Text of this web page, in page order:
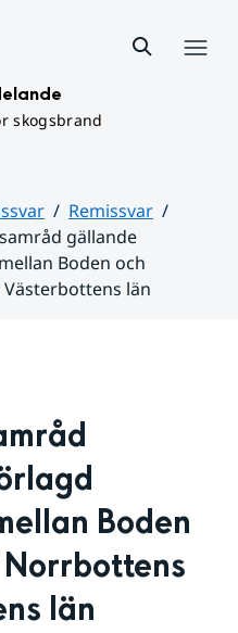
skogsbrand
Remissvar
gällande
Boden och
län
Boden
län